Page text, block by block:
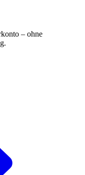
– ohne